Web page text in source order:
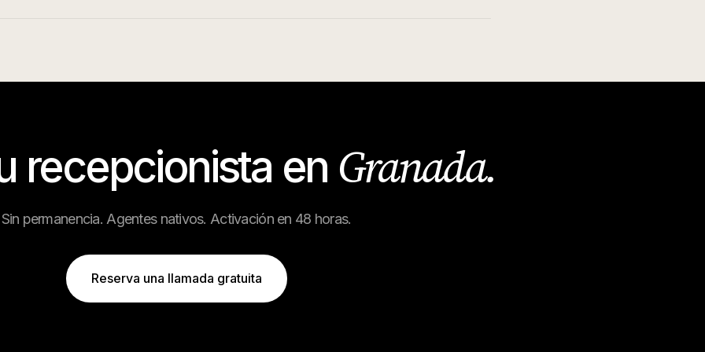
recepcionista en Granada.
Sin permanencia. Agentes nativos. Activación en 48 horas.
Reserva una llamada gratuita